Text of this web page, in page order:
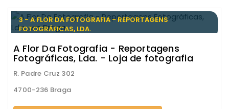
3 - A FLOR DA FOTOGRAFIA - REPORTAGENS
FOTOGRÁFICAS, LDA.
A Flor Da Fotografia - Reportagens
Fotográficas, Lda. - Loja de fotografia
R. Padre Cruz 302
4700-236 Braga